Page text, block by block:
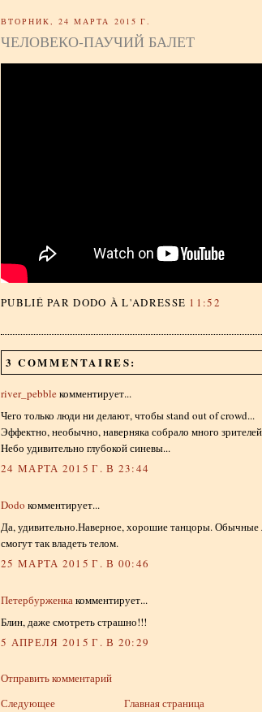
ВТОРНИК, 24 МАРТА 2015 Г.
ЧЕЛОВЕКО-ПАУЧИЙ БАЛЕТ
PUBLIÉ PAR DODO À L'ADRESSE 11:52
3 COMMENTAIRES:
river_pebbleкомментирует...
Чего только люди ни делают, чтобы stand out of crowd...
Эффектно, необычно, наверняка собрало много
Hебо удивительно глубокой синевы...
24 МАРТА 2015 Г. В 23:44
Dodo комментирует...
Да, удивительно.Наверное, хорошие танцоры. Обычные
смогут так владеть телом.
25 МАРТА 2015 Г. В 00:46
Петербурженкакомментирует...
Блин, даже смотреть страшно!!!
5 АПРЕЛЯ 2015 Г. В 20:29
Отправить комментарий
Следующее
Главная страница